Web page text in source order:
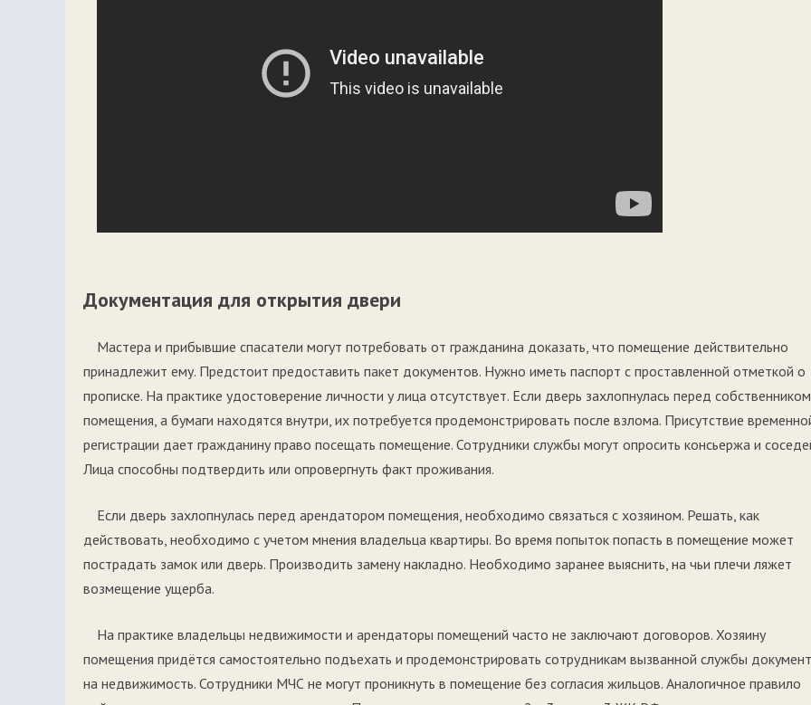
Документация для открытия двери
Мастера и прибывшие спасатели могут потребовать от гражданина доказать, что помещение действительно
принадлежит ему. Предстоит предоставить пакет документов. Нужно иметь паспорт с проставленной отметкой о
прописке. На практике удостоверение личности у лица отсутствует. Если дверь захлопнулась перед собственником
помещения, а бумаги находятся внутри, их потребуется продемонстрировать после взлома. Присутствие
регистрации дает гражданину право посещать помещение. Сотрудники службы могут опросить консьержа и
Лица способны подтвердить или опровергнуть факт проживания.
Если дверь захлопнулась перед арендатором помещения, необходимо связаться с хозяином. Решать, как
действовать, необходимо с учетом мнения владельца квартиры. Во время попыток попасть в помещение может
пострадать замок или дверь. Производить замену накладно. Необходимо заранее выяснить, на чьи плечи ляжет
возмещение ущерба.
На практике владельцы недвижимости и арендаторы помещений часто не заключают договоров. Хозяину
помещения придётся самостоятельно подъехать и продемонстрировать сотрудникам вызванной службы
на недвижимость. Сотрудники МЧС не могут проникнуть в помещение без согласия жильцов. Аналогичное правило